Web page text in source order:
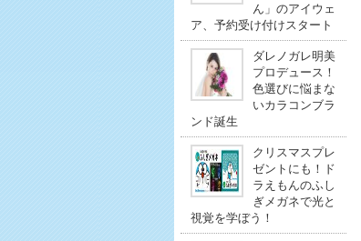
ん」のアイウェ
ア、予約受け付けスタート
ダレノガレ明美
プロデュース！
色選びに悩まな
いカラコンブラ
ンド誕生
クリスマスプレ
ゼントにも！ド
ラえもんのふし
ぎメガネで光と
視覚を学ぼう！